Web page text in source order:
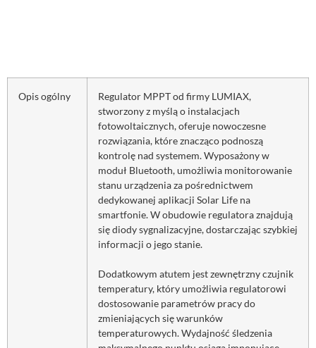
Opis ogólny
Regulator MPPT od firmy LUMIAX,
stworzony z myślą o instalacjach
fotowoltaicznych, oferuje nowoczesne
rozwiązania, które znacząco podnoszą
kontrolę nad systemem. Wyposażony w
moduł Bluetooth, umożliwia monitorowanie
stanu urządzenia za pośrednictwem
dedykowanej aplikacji Solar Life na
smartfonie. W obudowie regulatora znajdują
się diody sygnalizacyjne, dostarczając szybkiej
informacji o jego stanie.
Dodatkowym atutem jest zewnętrzny czujnik
temperatury, który umożliwia regulatorowi
dostosowanie parametrów pracy do
zmieniających się warunków
temperaturowych. Wydajność śledzenia